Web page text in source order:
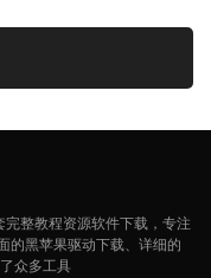
整教程资源软件下载，专注
的黑苹果驱动下载、详细的
众多工具